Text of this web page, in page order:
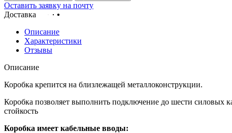
Оставить заявку на почту
Доставка
Описание
Характеристики
Отзывы
Описание
Коробка крепится на близлежащей металлоконструкции.
Коробка позволяет выполнить подключение до шести силовых
стойкость
Коробка имеет кабельные вводы: